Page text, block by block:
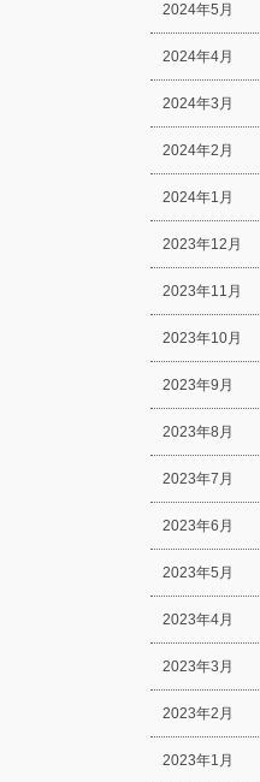
2024年5月
2024年4月
2024年3月
2024年2月
2024年1月
2023年12月
2023年11月
2023年10月
2023年9月
2023年8月
2023年7月
2023年6月
2023年5月
2023年4月
2023年3月
2023年2月
2023年1月